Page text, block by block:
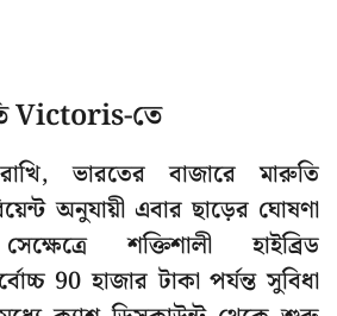
Victoris-তে
ভারতের বাজারে মারুতি
অনুযায়ী এবার ছাড়ের ঘোষণা
শক্তিশালী হাইব্রিড
90 হাজার টাকা পর্যন্ত সুবিধা